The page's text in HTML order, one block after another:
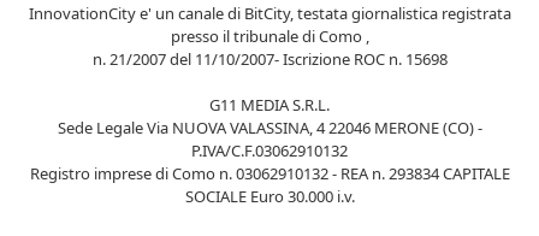
InnovationCity e' un canale di BitCity, testata giornalistica registrata
presso il tribunale di Como ,
n. 21/2007 del 11/10/2007- Iscrizione ROC n. 15698
G11 MEDIA S.R.L.
Sede Legale Via NUOVA VALASSINA, 4 22046 MERONE (CO) -
P.IVA/C.F.03062910132
Registro imprese di Como n. 03062910132 - REA n. 293834 CAPITALE
SOCIALE Euro 30.000 i.v.